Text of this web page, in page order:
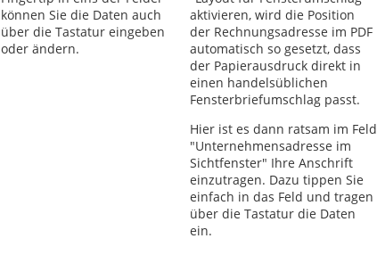
können Sie die Daten auch
über die Tastatur eingeben
oder ändern.
aktivieren, wird die Position
der Rechnungsadresse im PDF
automatisch so gesetzt, dass
der Papierausdruck direkt in
einen handelsüblichen
Fensterbriefumschlag passt.
Hier ist es dann ratsam im Feld
"Unternehmensadresse im
Sichtfenster" Ihre Anschrift
einzutragen. Dazu tippen Sie
einfach in das Feld und tragen
über die Tastatur die Daten
ein.